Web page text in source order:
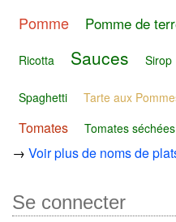
Pomme Pomme de
Ricotta Sauces Sirop
Spaghetti Tarte aux
Tomates Tomates séchées
→ Voir plus de noms de
Se connecter